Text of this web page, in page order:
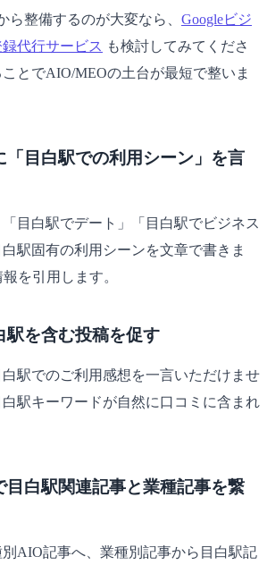
ら整備するのが大変なら、 Googleビジ
代行サービス も検討してみてくださ
とでAIO/MEOの土台が最短で整いま
「目白駅での利用シーン」を言
「目白駅でデート」「目白駅でビジネス
駅固有の利用シーンを文章で書きま
を引用します。
駅を含む投稿を促す
駅でのご利用感想を一言いただけませ
駅キーワードが自然に口コミに含まれ
目白駅関連記事と業種記事を繋
AIO記事へ、業種別記事から目白駅記